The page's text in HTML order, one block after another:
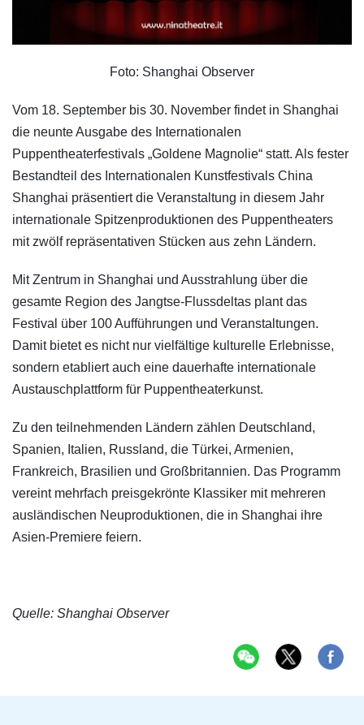
Foto: Shanghai Observer
Vom 18. September bis 30. November findet in Shanghai
die neunte Ausgabe des Internationalen
Puppentheaterfestivals „Goldene Magnolie“ statt. Als fester
Bestandteil des Internationalen Kunstfestivals China
Shanghai präsentiert die Veranstaltung in diesem Jahr
internationale Spitzenproduktionen des Puppentheaters
mit zwölf repräsentativen Stücken aus zehn Ländern.
Mit Zentrum in Shanghai und Ausstrahlung über die
gesamte Region des Jangtse-Flussdeltas plant das
Festival über 100 Aufführungen und Veranstaltungen.
Damit bietet es nicht nur vielfältige kulturelle Erlebnisse,
sondern etabliert auch eine dauerhafte internationale
Austauschplattform für Puppentheaterkunst.
Zu den teilnehmenden Ländern zählen Deutschland,
Spanien, Italien, Russland, die Türkei, Armenien,
Frankreich, Brasilien und Großbritannien. Das Programm
vereint mehrfach preisgekrönte Klassiker mit mehreren
ausländischen Neuproduktionen, die in Shanghai ihre
Asien-Premiere feiern.
Quelle: Shanghai Observer